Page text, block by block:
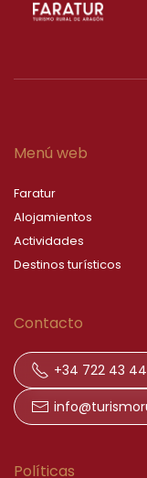
Menú web
Faratur
Alojamientos
Actividades
Destinos turísticos
Contacto
+34 722 43 44
Políticas